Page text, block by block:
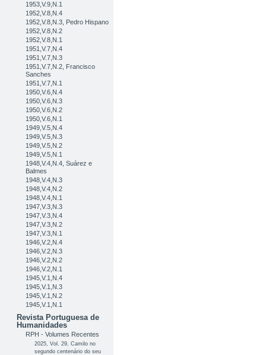
1953,V.9,N.1
1952,V.8,N.4
1952,V.8,N.3, Pedro Hispano
1952,V.8,N.2
1952,V.8,N.1
1951,V.7,N.4
1951,V.7,N.3
1951,V.7,N.2, Francisco
Sanches
1951,V.7,N.1
1950,V.6,N.4
1950,V.6,N.3
1950,V.6,N.2
1950,V.6,N.1
1949,V.5,N.4
1949,V.5,N.3
1949,V.5,N.2
1949,V.5,N.1
1948,V.4,N.4, Suárez e
Balmes
1948,V.4,N.3
1948,V.4,N.2
1948,V.4,N.1
1947,V.3,N.3
1947,V.3,N.4
1947,V.3,N.2
1947,V.3,N.1
1946,V.2,N.4
1946,V.2,N.3
1946,V.2,N.2
1946,V.2,N.1
1945,V.1,N.4
1945,V.1,N.3
1945,V.1,N.2
1945,V.1,N.1
Revista Portuguesa de
Humanidades
RPH - Volumes Recentes
2025, Vol. 29, Camilo no
segundo centenário do seu